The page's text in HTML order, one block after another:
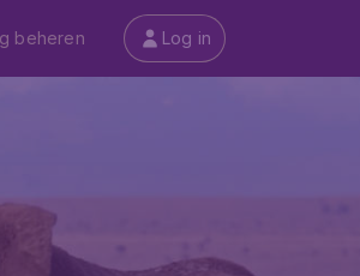
beheren Log in